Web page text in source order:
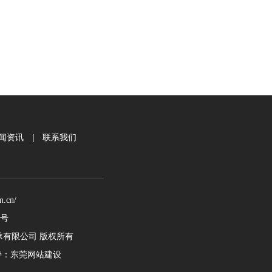
资讯 联系我们
有限公司 版权所有
东莞网站建设